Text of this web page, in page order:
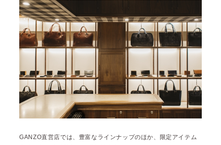
GANZO直営店では、豊富なラインナップのほか、限定アイテム